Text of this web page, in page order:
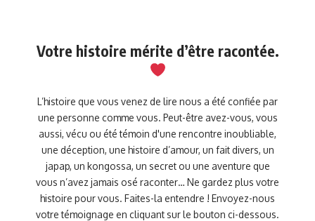
Votre histoire mérite d’être racontée.
L’histoire que vous venez de lire nous a été confiée par
une personne comme vous. Peut-être avez-vous, vous
aussi, vécu ou été témoin d'une rencontre inoubliable,
une déception, une histoire d’amour, un fait divers, un
japap, un kongossa, un secret ou une aventure que
vous n’avez jamais osé raconter… Ne gardez plus votre
histoire pour vous. Faites-la entendre ! Envoyez-nous
votre témoignage en cliquant sur le bouton ci-dessous.